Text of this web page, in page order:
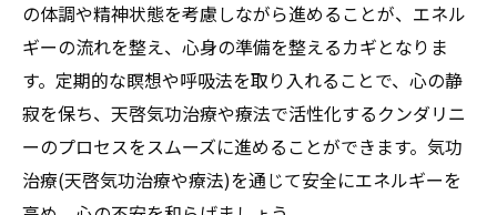
の体調や精神状態を考慮しながら進めることが、エネル
ギーの流れを整え、心身の準備を整えるカギとなりま
す。定期的な瞑想や呼吸法を取り入れることで、心の静
寂を保ち、天啓気功治療や療法で活性化するクンダリニ
ーのプロセスをスムーズに進めることができます。気功
治療(天啓気功治療や療法)を通じて安全にエネルギーを